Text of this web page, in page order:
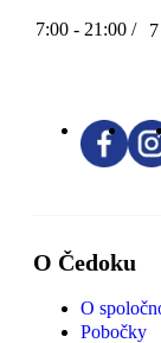
7:00 - 21:00 /
O Čedoku
O
Pobočky